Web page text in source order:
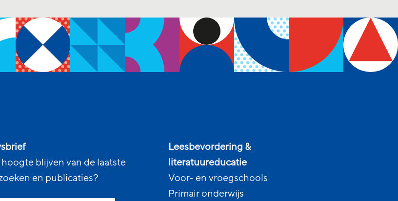
blijven van de laatste
en publicaties?
Leesbevordering &
literatuureducatie
Voor- en vroegschools
Primair onderwijs